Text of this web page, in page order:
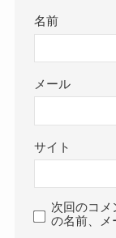
名前
メール
サイト
次回のコメ
の名前、メ